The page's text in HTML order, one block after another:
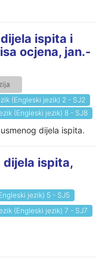
ispita i
ocjena, jan.-
(Engleski jezik) 2 - SJ2
(Engleski jezik) 8 - SJ8
dijela ispita.
dijela ispita,
jezik) 5 - SJ5
(Engleski jezik) 7 - SJ7